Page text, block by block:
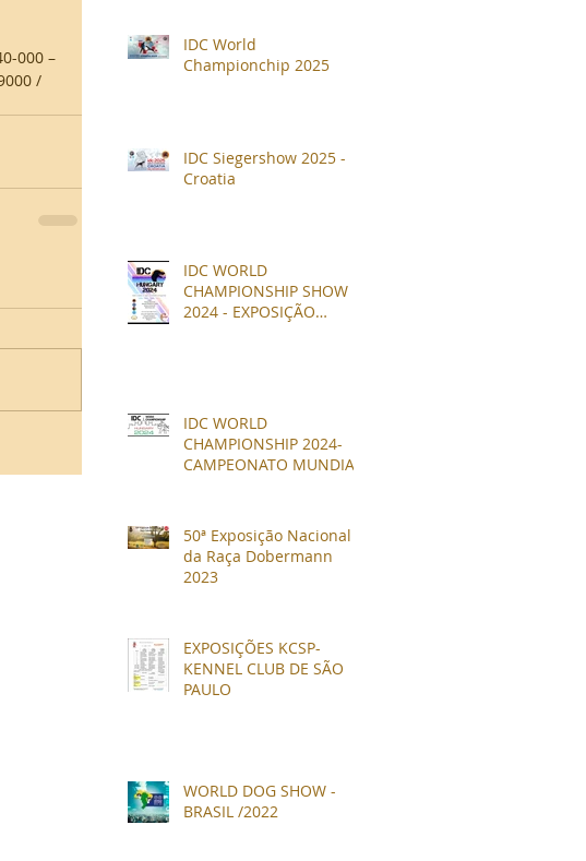
000 –
/
IDC World
Championchip 2025
IDC Siegershow 2025 -
Croatia
IDC WORLD
CHAMPIONSHIP SHOW
2024 - EXPOSIÇÃO
IDC WORLD
CHAMPIONSHIP 2024-
CAMPEONATO MUNDIAL
50ª Exposição Nacional
da Raça Dobermann
2023
EXPOSIÇÕES KCSP-
KENNEL CLUB DE SÃO
PAULO
WORLD DOG SHOW -
BRASIL /2022